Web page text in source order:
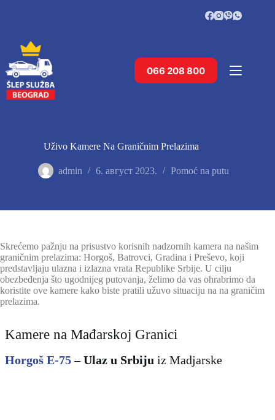
066 208 800
Uživo Kamere Na Graničnim Prelazima
admin 6. август 2023. Pomoć na putu
Skrećemo pažnju na prisustvo korisnih nadzornih kamera na našim
graničnim prelazima: Horgoš, Batrovci, Gradina i Preševo, koji
predstavljaju ulazna i izlazna vrata Republike Srbije. U cilju
obezbeđenja što ugodnijeg putovanja, želimo da vas ohrabrimo da
koristite ove kamere kako biste pratili užuvo situaciju na na graničim
prelazima.
Kamere na Mađarskoj Granici
Horgoš E-75–Ulaz u Srbiju iz Madjarske